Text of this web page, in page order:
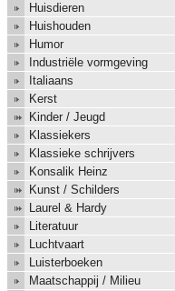
Huisdieren
Huishouden
Humor
Industriële vormgeving
Italiaans
Kerst
Kinder / Jeugd
Klassiekers
Klassieke schrijvers
Konsalik Heinz
Kunst / Schilders
Laurel & Hardy
Literatuur
Luchtvaart
Luisterboeken
Maatschappij / Milieu